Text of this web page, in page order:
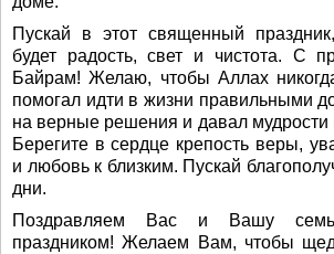
Пускай в этот священный
будет радость, свет и чистота. С
Байрам! Желаю, чтобы Аллах
помогал идти в жизни правильными
на верные решения и давал
Берегите в сердце крепость веры,
и любовь к близким. Пускай
дни.
Поздравляем Вас и Вашу
праздником! Желаем Вам, чтобы